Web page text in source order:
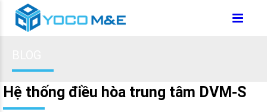
Hệ thống điều hòa trung tâm DVM-S